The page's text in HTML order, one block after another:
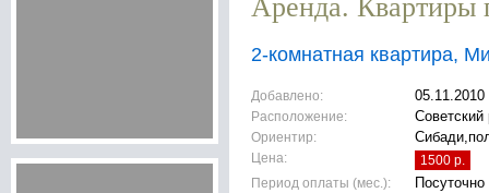
Аренда. Квартиры
2-комнатная квартира,
Добавлено:
05.11.2010
Расположение:
Ориентир:
Цена:
1500 р.
Период оплаты (мес.):
Посуточно